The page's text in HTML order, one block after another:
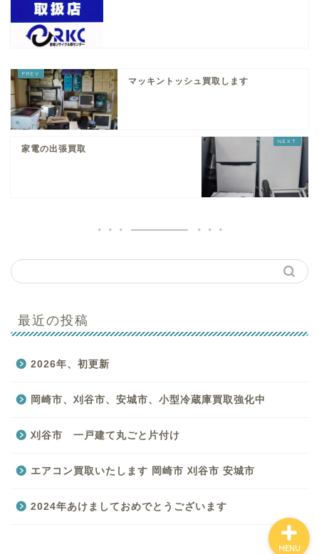
マッキントッシュ買取します
家電の出張買取
最近の投稿
2026年、初更新
岡崎市、刈谷市、安城市、小型冷蔵庫買取強化中
刈谷市 一戸建て丸ごと片付け
エアコン買取いたします 岡崎市 刈谷市 安城市
2024年あけましておめでとうございます
MENU
はじめての方へ
お客様の声